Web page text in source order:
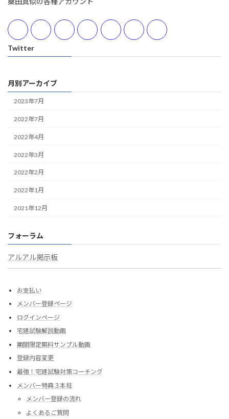
Twitter
月別アーカイブ
2023年7月
2022年7月
2022年4月
2022年3月
2022年2月
2022年1月
2021年12月
フォーラム
アルアル掲示板
お支払い
メンバー登録ページ
ログインページ
宅建試験解説動画
期間限定無料サンプル動画
登録内容変更
最強！宅建試験対策コーチング
メンバー特典３本柱
メンバー登録の流れ
よくあるご質問